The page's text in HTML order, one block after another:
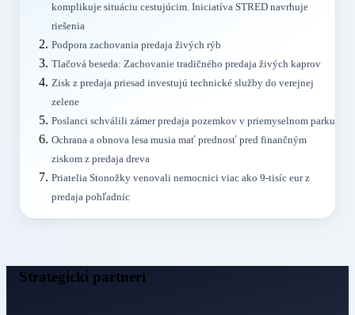
komplikuje situáciu cestujúcim. Iniciatíva STRED navrhuje
riešenia
Podpora zachovania predaja živých rýb
Tlačová beseda: Zachovanie tradičného predaja živých kaprov
Zisk z predaja priesad investujú technické služby do verejnej
zelene
Poslanci schválili zámer predaja pozemkov v priemyselnom parku
Ochrana a obnova lesa musia mať prednosť pred finančným
ziskom z predaja dreva
Priatelia Stonožky venovali nemocnici viac ako 9-tisíc eur z
predaja pohľadníc
Strategickí partneri